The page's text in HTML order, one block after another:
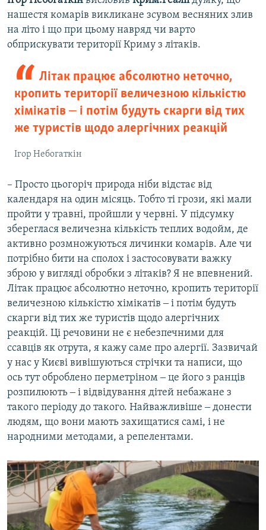
нашестя комарів викликане зсувом весняних злив
на літо і що при цьому навряд чи варто
обприскувати території Криму з літаків.
Літак працює абсолютно неточно,
кропить території величезною кількістю
хімікатів ‒ і потім будуть скарги від тих
же туристів щодо алергічних реакцій
Ігор Небогаткін
– Просто цьогоріч природа ніби відстає від
календаря на один місяць. Тобто ті грози, які мали
пройти у травні, пройшли у червні. У підсумку
збереглася величезна кількість теплих водойм, де
активно розмножуються личинки комарів. Але чи
потрібно бити на сполох і застосовувати важку
зброю у вигляді обробки з літаків? Я не впевнений.
Літак працює абсолютно неточно, кропить території
величезною кількістю хімікатів ‒ і потім будуть
скарги від тих же туристів щодо алергічних
реакцій. Ці речовини не є небезпечними для
ссавців як отрута, я кажу саме про алергії. Зазвичай
у нас у Києві вивішуються стрічки та написи, що
ось тут оброблено перметріном ‒ це його з ранців
розпилюють ‒ і відвідування дітей небажане з
такого періоду до такого. Найважливіше ‒ донести
людям, що вони мають захищатися самі, і не
народними методами, а репелентами.